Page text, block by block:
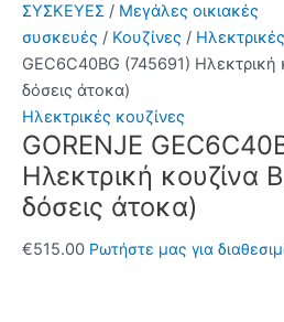
ΣΥΣΚΕΥΕΣ / Μεγάλες οικιακές
συσκευές / Κουζίνες /
GEC6C40BG (745691) Ηλεκτρική
δόσεις άτοκα)
Ηλεκτρικές κουζίνες
GORENJE
Ηλεκτρική κουζίνα
δόσεις άτοκα)
€515.00 Ρωτήστε μας για